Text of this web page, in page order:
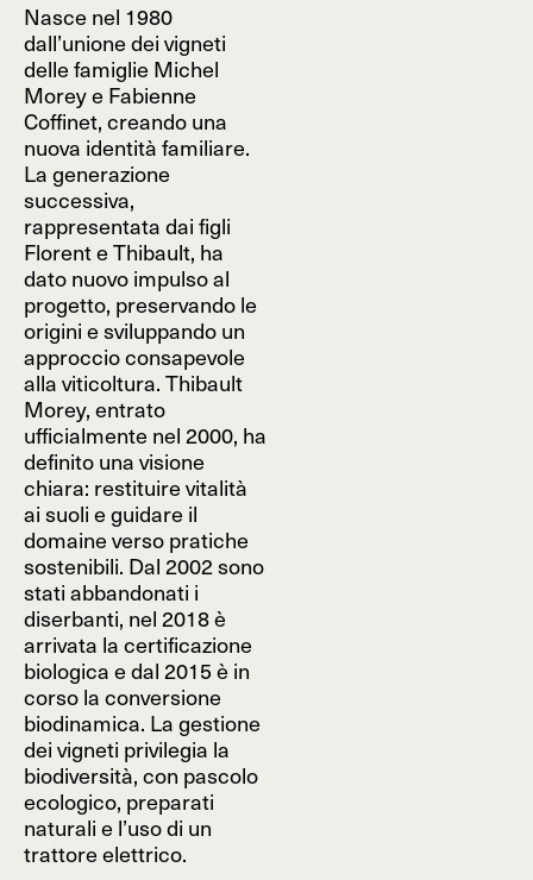
Nasce nel 1980
dall’unione dei vigneti
delle famiglie Michel
Morey e Fabienne
Coffinet, creando una
nuova identità familiare.
La generazione
successiva,
rappresentata dai figli
Florent e Thibault, ha
dato nuovo impulso al
progetto, preservando le
origini e sviluppando un
approccio consapevole
alla viticoltura. Thibault
Morey, entrato
ufficialmente nel 2000, ha
definito una visione
chiara: restituire vitalità
ai suoli e guidare il
domaine verso pratiche
sostenibili. Dal 2002 sono
stati abbandonati i
diserbanti, nel 2018 è
arrivata la certificazione
biologica e dal 2015 è in
corso la conversione
biodinamica. La gestione
dei vigneti privilegia la
biodiversità, con pascolo
ecologico, preparati
naturali e l’uso di un
trattore elettrico.